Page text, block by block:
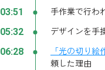
03:51 手作業で行わ
05:32 デザインを手
06:28 「光の切り
頼した理由